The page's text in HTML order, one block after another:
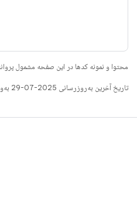
محتوا و نمونه کدها در این صفحه مشمول
تاریخ آخرین به‌روزرسانی 2025-07-29 به‌وقت ساعت هماهنگ جهانی.